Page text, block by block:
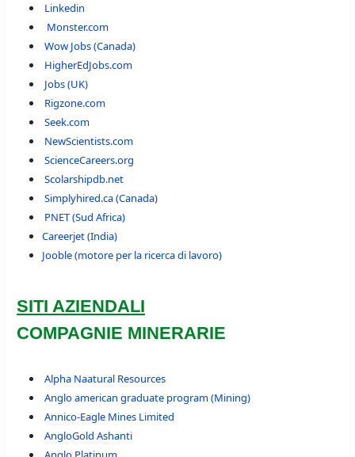
Linkedin
Monster.com
Wow Jobs (Canada)
HigherEdJobs.com
Jobs (UK)
Rigzone.com
Seek.com
NewScientists.com
ScienceCareers.org
Scolarshipdb.net
Simplyhired.ca (Canada)
PNET (Sud Africa)
Careerjet (India)
Jooble (motore per la ricerca di lavoro)
SITI AZIENDALI
COMPAGNIE MINERARIE
Alpha Naatural Resources
Anglo american graduate program (Mining)
Annico-Eagle Mines Limited
AngloGold Ashanti